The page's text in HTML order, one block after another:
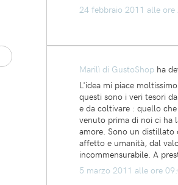
24 febbraio 2011 alle ore
Marilì di GustoShop ha
L'idea mi piace
questi sono i veri tesori
e da coltivare : quello
venuto prima di noi ci ha
amore. Sono un distillato
affetto e umanità, dal
incommensurabile. A
5 marzo 2011 alle ore